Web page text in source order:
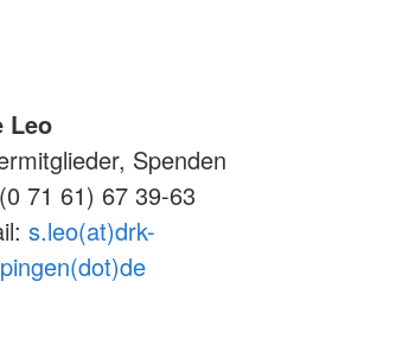
Leo
Spenden
71 61) 67 39-63
s.leo(at)drk-